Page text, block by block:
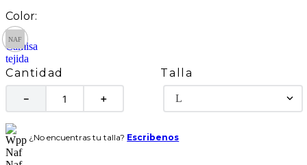
Cantidad
＋
－
Talla
L
¿No encuentras tu talla? Escribenos